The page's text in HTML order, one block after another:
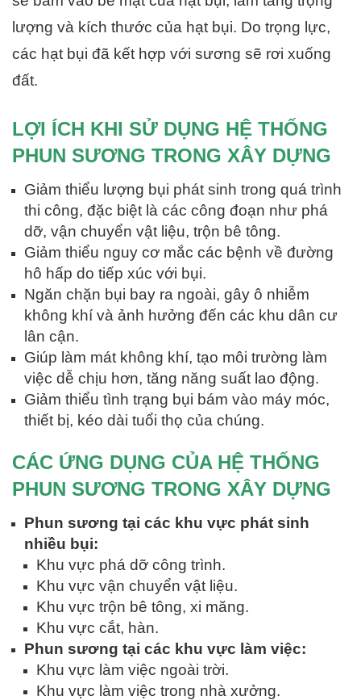
lượng và kích thước của hạt bụi. Do trọng lực,
các hạt bụi đã kết hợp với sương sẽ rơi xuống
đất.
LỢI ÍCH KHI SỬ DỤNG HỆ THỐNG
PHUN SƯƠNG TRONG XÂY DỰNG
Giảm thiểu lượng bụi phát sinh trong quá trình
thi công, đặc biệt là các công đoạn như phá
dỡ, vận chuyển vật liệu, trộn bê tông.
Giảm thiểu nguy cơ mắc các bệnh về đường
hô hấp do tiếp xúc với bụi.
Ngăn chặn bụi bay ra ngoài, gây ô nhiễm
không khí và ảnh hưởng đến các khu dân cư
lân cận.
Giúp làm mát không khí, tạo môi trường làm
việc dễ chịu hơn, tăng năng suất lao động.
Giảm thiểu tình trạng bụi bám vào máy móc,
thiết bị, kéo dài tuổi thọ của chúng.
CÁC ỨNG DỤNG CỦA HỆ THỐNG
PHUN SƯƠNG TRONG XÂY DỰNG
Phun sương tại các khu vực phát sinh
nhiều bụi:
Khu vực phá dỡ công trình.
Khu vực vận chuyển vật liệu.
Khu vực trộn bê tông, xi măng.
Khu vực cắt, hàn.
Phun sương tại các khu vực làm việc:
Khu vực làm việc ngoài trời.
Khu vực làm việc trong nhà xưởng.